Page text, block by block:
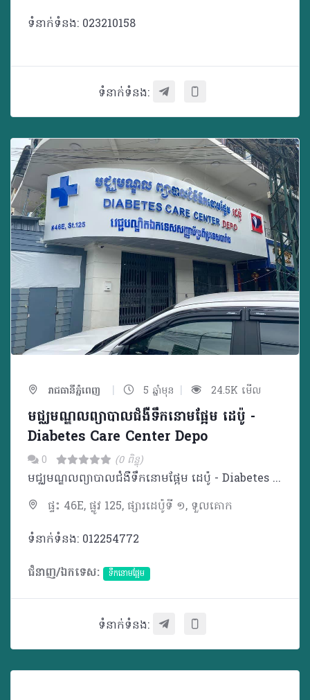
ទំនាក់ទំនង: 023210158
ទំនាក់ទំនង:
រាជធានីភ្នំពេញ | 5 ឆ្នាំមុន | 24.5K មើល
មជ្ឈមណ្ឌលព្យាបាលជំងឺទឹកនោមផ្អែម ដេប៉ូ -
Diabetes Care Center Depo
0 (0 ពិន្ទុ)
មជ្ឈមណ្ឌលព្យាបាលជំងឺទឹកនោមផ្អែម ដេប៉ូ - Diabetes Care Center Depo
ផ្ទះ 46E, ផ្លូវ 125, ផ្សារដេប៉ូទី ១, ទួលគោក
ទំនាក់ទំនង: 012254772
ជំនាញ/ឯកទេស:
ទឹកនោមផ្អែម
ទំនាក់ទំនង: